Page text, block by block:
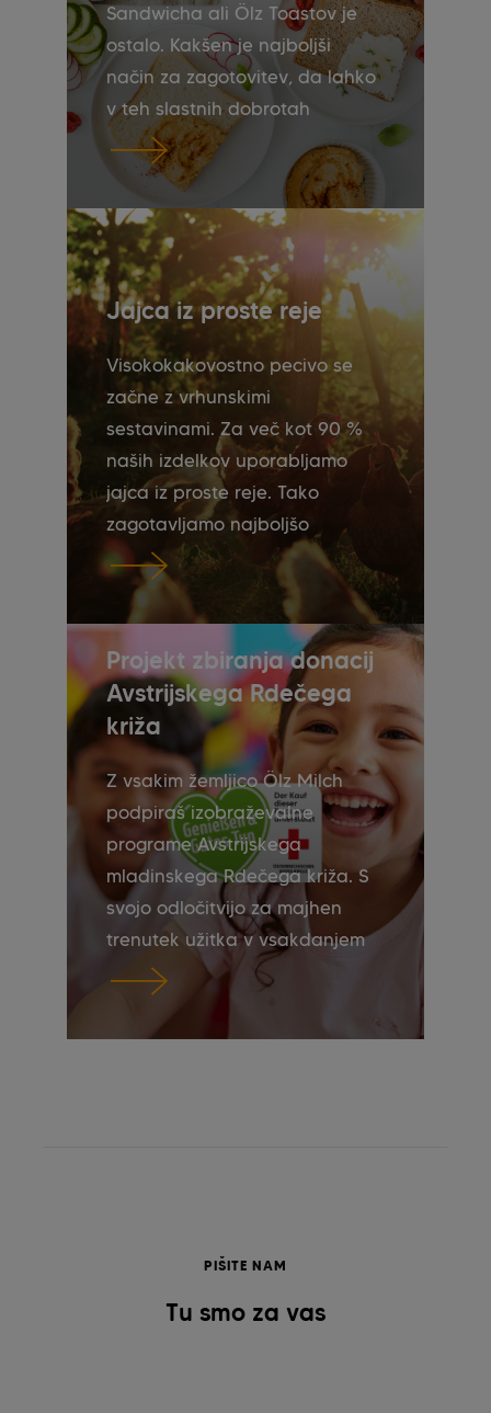
Sandwicha ali Ölz Toastov je
ostalo. Kakšen je najboljši
način za zagotovitev, da lahko
v teh slastnih dobrotah
uživate še nekaj dni pozneje?
Tukaj smo povzeli nasvete o
zamrzovanju in odmrzovanju
peciva ter shranjevanju
peciva in ohranjanju njegove
svežine.
Jajca iz proste reje
Visokokakovostno pecivo se
začne z vrhunskimi
sestavinami. Za več kot 90 %
naših izdelkov uporabljamo
jajca iz proste reje. Tako
zagotavljamo najboljšo
kakovost in smo ponosni, da
smo prva evropska blagovna
znamka pekarskih izdelkov, ki
postavlja te standarde.
Projekt zbiranja donacij
Avstrijskega Rdečega
križa
Z vsakim žemljico Ölz Milch
podpiraš izobraževalne
programe Avstrijskega
mladinskega Rdečega križa. S
svojo odločitvijo za majhen
trenutek užitka v vsakdanjem
življenju pomagaš odpirati
erfahren
PIŠITE NAM
Tu smo za vas